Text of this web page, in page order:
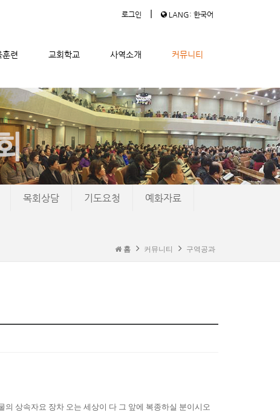
로그인 | LANG: 한국어
훈련 교회학교 사역소개 커뮤니티
목회상담 기도요청 예화자료
홈 커뮤니티 구역공과
상속자요 장차 오는 세상이 다 그 앞에 복종하실 분이시오